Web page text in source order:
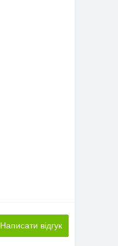
Написати відгук